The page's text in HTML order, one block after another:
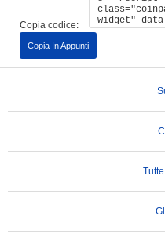
Copia codice:
Copia In Appunti